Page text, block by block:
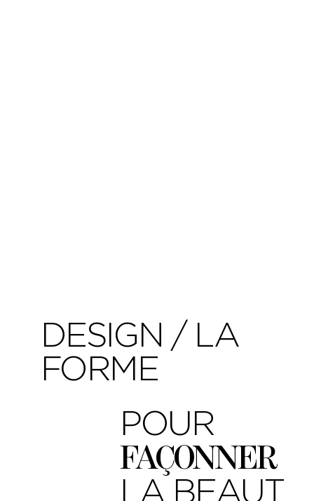
DESIGN / LA
FORME
POUR
FAÇONNER
LA BEAUT